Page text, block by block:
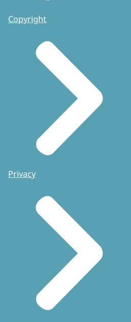
Copyright
Privacy